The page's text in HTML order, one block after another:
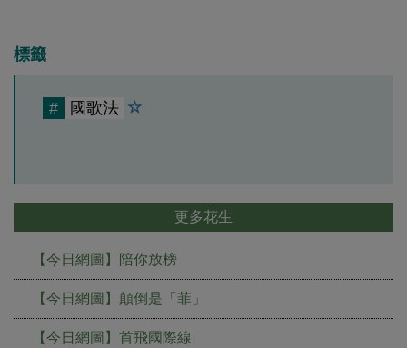
標籤
# 國歌法
更多花生
【今日網圖】陪你放榜
【今日網圖】顛倒是「菲」
【今日網圖】首飛國際線